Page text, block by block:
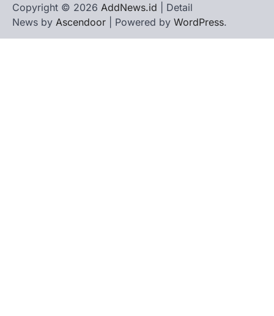
Copyright © 2026 AddNews.id | Detail
News by Ascendoor | Powered by WordPress.